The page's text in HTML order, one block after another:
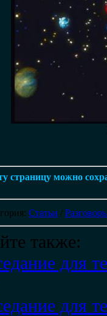
страницу можно
: Статьи /
также:
для
для